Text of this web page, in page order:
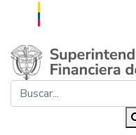
Saltar al contenido principal